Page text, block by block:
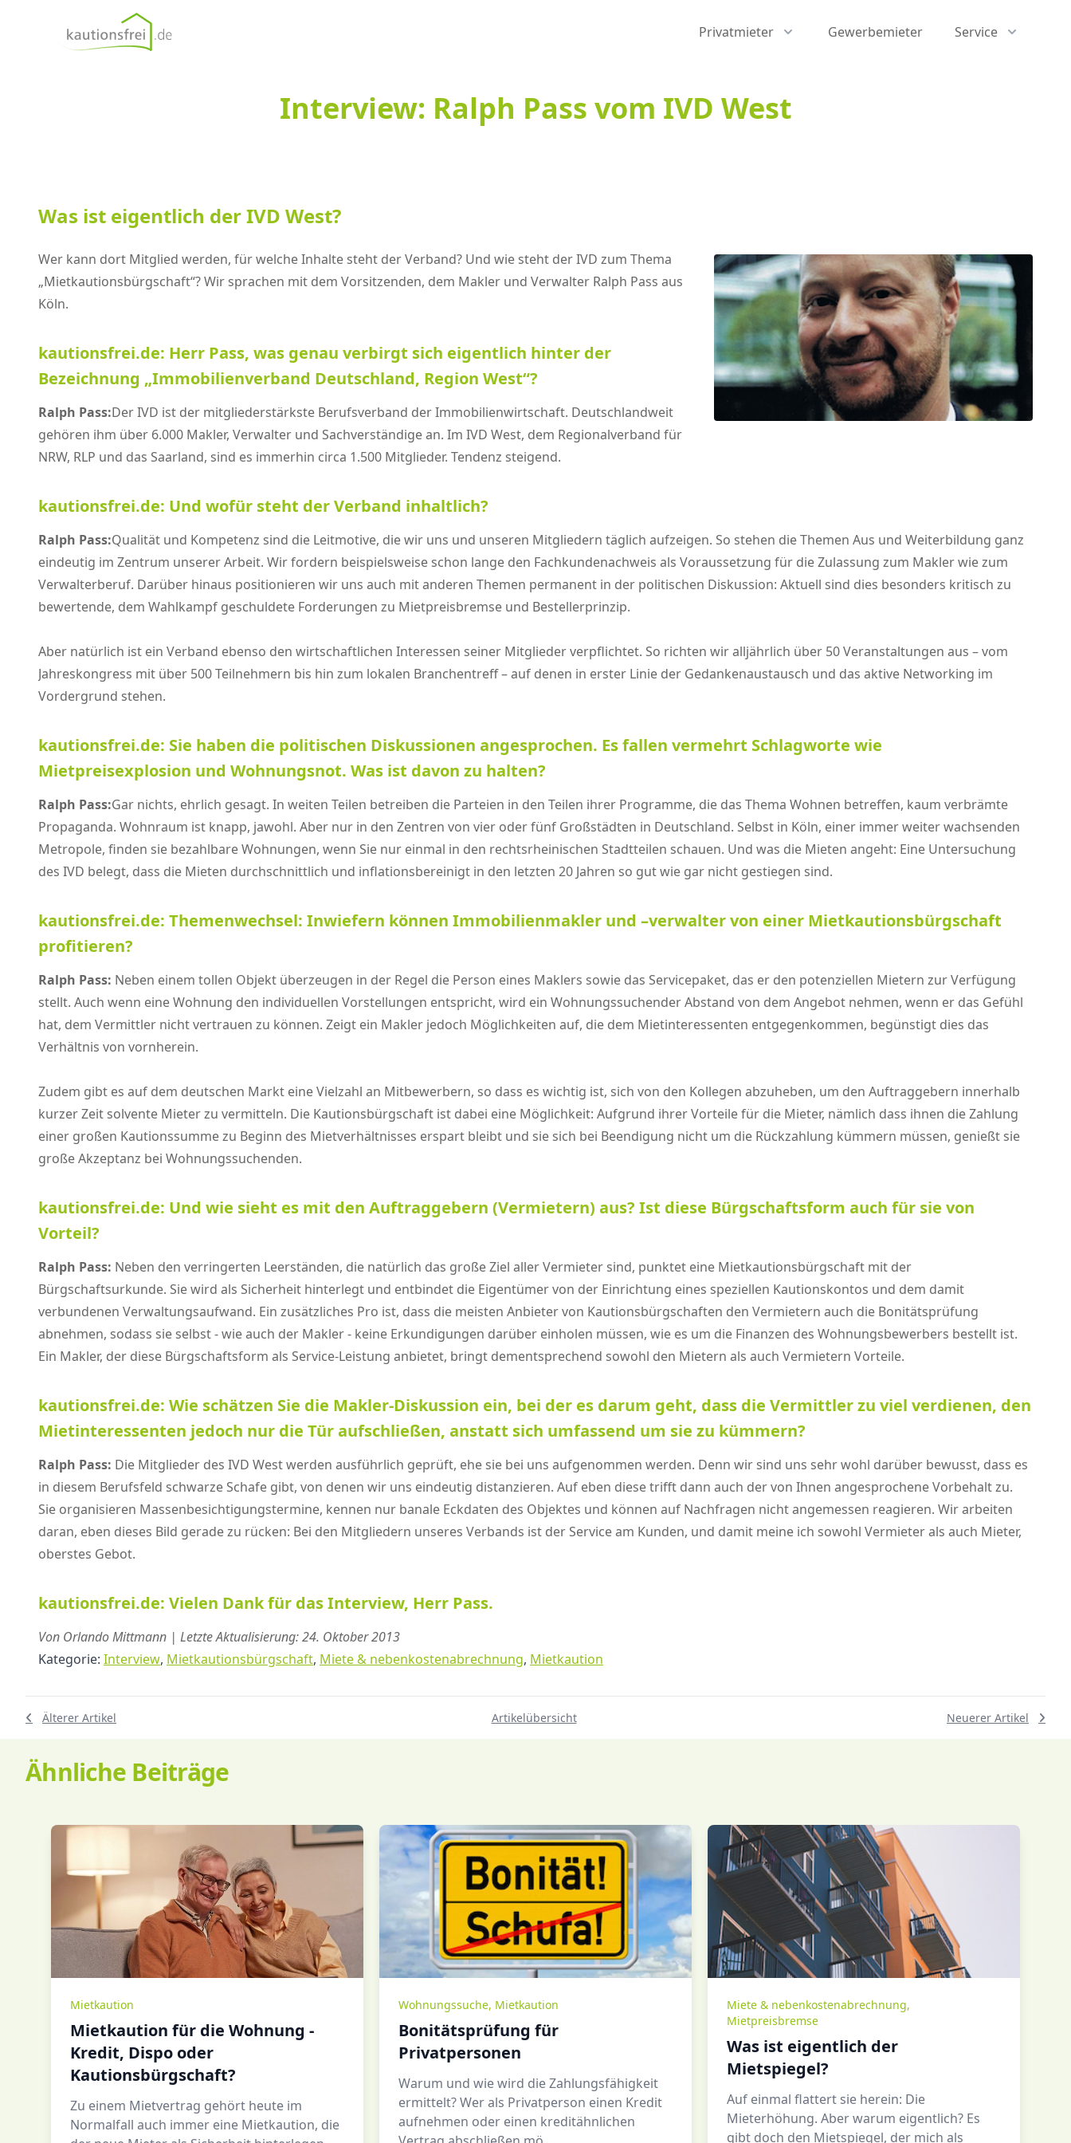
kautionsfrei.de
Privatmieter Gewerbemieter Service
Interview: Ralph Pass vom IVD West
Was ist eigentlich der IVD West?
Wer kann dort Mitglied werden, für welche Inhalte steht der Verband? Und wie steht der IVD zum Thema
„Mietkautionsbürgschaft“? Wir sprachen mit dem Vorsitzenden, dem Makler und Verwalter Ralph Pass aus
Köln.
kautionsfrei.de: Herr Pass, was genau verbirgt sich eigentlich hinter der
Bezeichnung „Immobilienverband Deutschland, Region West“?
Ralph Pass:Der IVD ist der mitgliederstärkste Berufsverband der Immobilienwirtschaft. Deutschlandweit
gehören ihm über 6.000 Makler, Verwalter und Sachverständige an. Im IVD West, dem Regionalverband für
NRW, RLP und das Saarland, sind es immerhin circa 1.500 Mitglieder. Tendenz steigend.
kautionsfrei.de: Und wofür steht der Verband inhaltlich?
Ralph Pass:Qualität und Kompetenz sind die Leitmotive, die wir uns und unseren Mitgliedern täglich aufzeigen. So stehen die Themen Aus und Weiterbildung ganz
eindeutig im Zentrum unserer Arbeit. Wir fordern beispielsweise schon lange den Fachkundenachweis als Voraussetzung für die Zulassung zum Makler wie zum
Verwalterberuf. Darüber hinaus positionieren wir uns auch mit anderen Themen permanent in der politischen Diskussion: Aktuell sind dies besonders kritisch zu
bewertende, dem Wahlkampf geschuldete Forderungen zu Mietpreisbremse und Bestellerprinzip.
Aber natürlich ist ein Verband ebenso den wirtschaftlichen Interessen seiner Mitglieder verpflichtet. So richten wir alljährlich über 50 Veranstaltungen aus – vom
Jahreskongress mit über 500 Teilnehmern bis hin zum lokalen Branchentreff – auf denen in erster Linie der Gedankenaustausch und das aktive Networking im
Vordergrund stehen.
kautionsfrei.de: Sie haben die politischen Diskussionen angesprochen. Es fallen vermehrt Schlagworte wie
Mietpreisexplosion und Wohnungsnot. Was ist davon zu halten?
Ralph Pass:Gar nichts, ehrlich gesagt. In weiten Teilen betreiben die Parteien in den Teilen ihrer Programme, die das Thema Wohnen betreffen, kaum verbrämte
Propaganda. Wohnraum ist knapp, jawohl. Aber nur in den Zentren von vier oder fünf Großstädten in Deutschland. Selbst in Köln, einer immer weiter wachsenden
Metropole, finden sie bezahlbare Wohnungen, wenn Sie nur einmal in den rechtsrheinischen Stadtteilen schauen. Und was die Mieten angeht: Eine Untersuchung
des IVD belegt, dass die Mieten durchschnittlich und inflationsbereinigt in den letzten 20 Jahren so gut wie gar nicht gestiegen sind.
kautionsfrei.de: Themenwechsel: Inwiefern können Immobilienmakler und –verwalter von einer Mietkautionsbürgschaft
profitieren?
Ralph Pass: Neben einem tollen Objekt überzeugen in der Regel die Person eines Maklers sowie das Servicepaket, das er den potenziellen Mietern zur Verfügung
stellt. Auch wenn eine Wohnung den individuellen Vorstellungen entspricht, wird ein Wohnungssuchender Abstand von dem Angebot nehmen, wenn er das Gefühl
hat, dem Vermittler nicht vertrauen zu können. Zeigt ein Makler jedoch Möglichkeiten auf, die dem Mietinteressenten entgegenkommen, begünstigt dies das
Verhältnis von vornherein.
Zudem gibt es auf dem deutschen Markt eine Vielzahl an Mitbewerbern, so dass es wichtig ist, sich von den Kollegen abzuheben, um den Auftraggebern innerhalb
kurzer Zeit solvente Mieter zu vermitteln. Die Kautionsbürgschaft ist dabei eine Möglichkeit: Aufgrund ihrer Vorteile für die Mieter, nämlich dass ihnen die Zahlung
einer großen Kautionssumme zu Beginn des Mietverhältnisses erspart bleibt und sie sich bei Beendigung nicht um die Rückzahlung kümmern müssen, genießt sie
große Akzeptanz bei Wohnungssuchenden.
kautionsfrei.de: Und wie sieht es mit den Auftraggebern (Vermietern) aus? Ist diese Bürgschaftsform auch für sie von
Vorteil?
Ralph Pass: Neben den verringerten Leerständen, die natürlich das große Ziel aller Vermieter sind, punktet eine Mietkautionsbürgschaft mit der
Bürgschaftsurkunde. Sie wird als Sicherheit hinterlegt und entbindet die Eigentümer von der Einrichtung eines speziellen Kautionskontos und dem damit
verbundenen Verwaltungsaufwand. Ein zusätzliches Pro ist, dass die meisten Anbieter von Kautionsbürgschaften den Vermietern auch die Bonitätsprüfung
abnehmen, sodass sie selbst - wie auch der Makler - keine Erkundigungen darüber einholen müssen, wie es um die Finanzen des Wohnungsbewerbers bestellt ist.
Ein Makler, der diese Bürgschaftsform als Service-Leistung anbietet, bringt dementsprechend sowohl den Mietern als auch Vermietern Vorteile.
kautionsfrei.de: Wie schätzen Sie die Makler-Diskussion ein, bei der es darum geht, dass die Vermittler zu viel verdienen, den
Mietinteressenten jedoch nur die Tür aufschließen, anstatt sich umfassend um sie zu kümmern?
Ralph Pass: Die Mitglieder des IVD West werden ausführlich geprüft, ehe sie bei uns aufgenommen werden. Denn wir sind uns sehr wohl darüber bewusst, dass es
in diesem Berufsfeld schwarze Schafe gibt, von denen wir uns eindeutig distanzieren. Auf eben diese trifft dann auch der von Ihnen angesprochene Vorbehalt zu.
Sie organisieren Massenbesichtigungstermine, kennen nur banale Eckdaten des Objektes und können auf Nachfragen nicht angemessen reagieren. Wir arbeiten
daran, eben dieses Bild gerade zu rücken: Bei den Mitgliedern unseres Verbands ist der Service am Kunden, und damit meine ich sowohl Vermieter als auch Mieter,
oberstes Gebot.
kautionsfrei.de: Vielen Dank für das Interview, Herr Pass.
Von Orlando Mittmann | Letzte Aktualisierung: 24. Oktober 2013
Kategorie: Interview, Mietkautionsbürgschaft, Miete & nebenkostenabrechnung, Mietkaution
Älterer Artikel Artikelübersicht Neuerer Artikel
Ähnliche Beiträge
Mietkaution
Mietkaution für die Wohnung -
Kredit, Dispo oder
Kautionsbürgschaft?
Zu einem Mietvertrag gehört heute im
Normalfall auch immer eine Mietkaution, die
Wohnungssuche, Mietkaution
Bonitätsprüfung für
Privatpersonen
Warum und wie wird die Zahlungsfähigkeit
ermittelt? Wer als Privatperson einen Kredit
aufnehmen oder einen kreditähnlichen
Miete & nebenkostenabrechnung,
Mietpreisbremse
Was ist eigentlich der
Mietspiegel?
Auf einmal flattert sie herein: Die
Mieterhöhung. Aber warum eigentlich? Es
gibt doch den Mietspiegel, der mich als